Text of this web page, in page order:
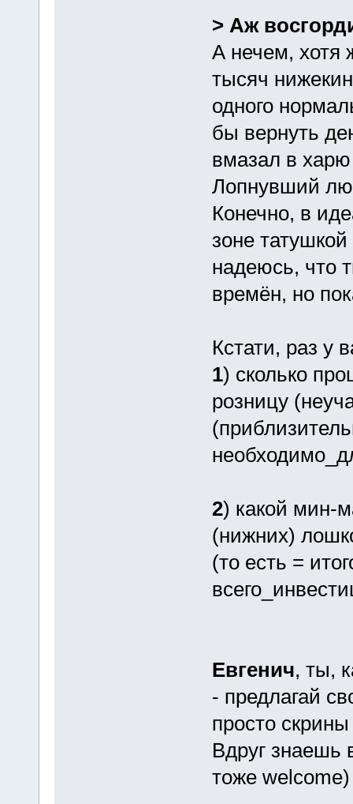
> Аж
А нечем, хотя
тысяч
одного
бы вернуть
вмазал в
Лопнувший
Конечно, в
зоне
надеюсь, что
времён, но
Кстати, раз у
1) сколько
розницу
2) какой мин-
(нижних)
(то есть =
Евгенич, ты,
- предлагай
просто
Вдруг знаешь
тоже welcome)